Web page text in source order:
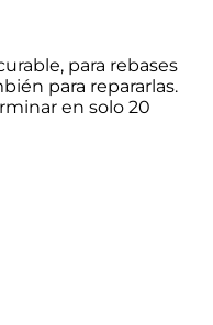
para rebases
para repararlas.
en solo 20